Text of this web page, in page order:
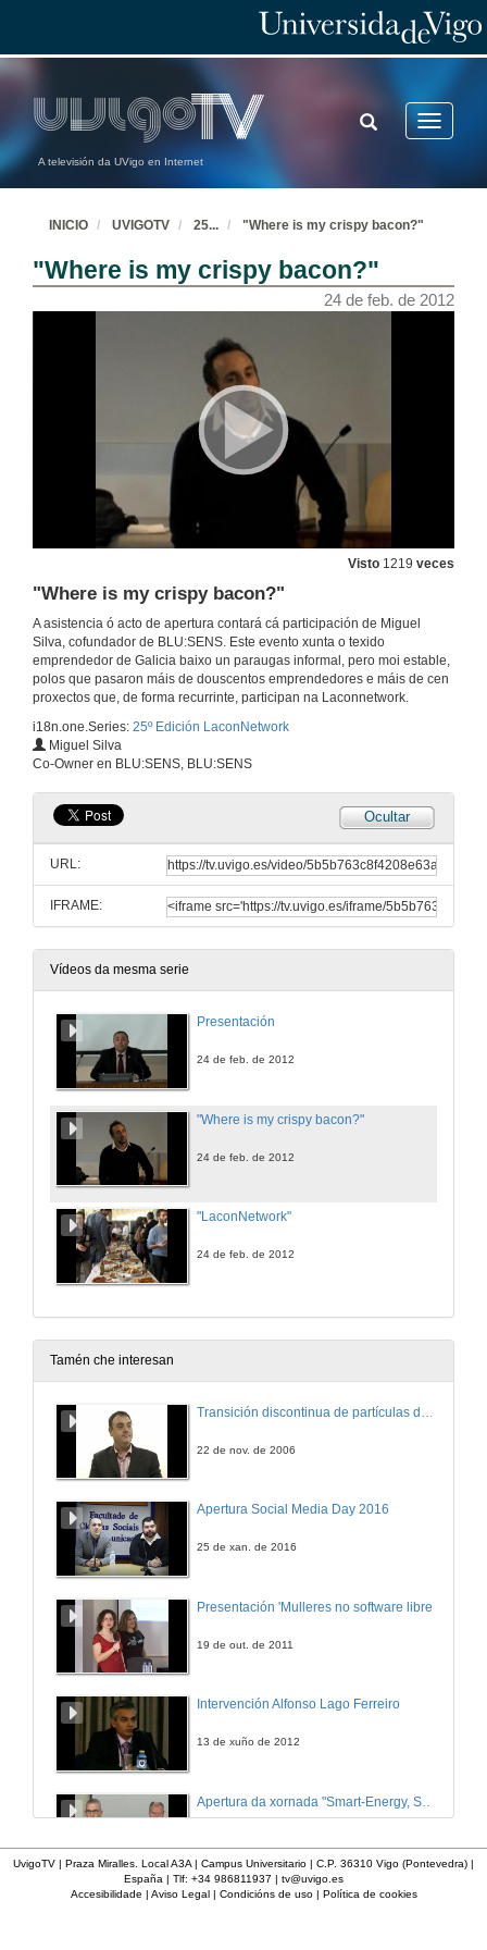
A televisión da UVigo en Internet
Toggle
TOGGLE
SEARCH
INICIO UVIGOTV 25... "Where is my crispy bacon?"
"Where is my crispy bacon?"
24 de feb. de 2012
Visto 1219 veces
"Where is my crispy bacon?"
A asistencia ó acto de apertura contará cá participación de Miguel
Silva, cofundador de BLU:SENS. Este evento xunta o texido
emprendedor de Galicia baixo un paraugas informal, pero moi estable,
polos que pasaron máis de douscentos emprendedores e máis de cen
proxectos que, de forma recurrinte, participan na Laconnetwork.
i18n.one.Series: 25º Edición LaconNetwork
Miguel Silva
Co-Owner en BLU:SENS, BLU:SENS
Ocultar
URL:
IFRAME:
Vídeos da mesma serie
Presentación
24 de feb. de 2012
"Where is my crispy bacon?"
24 de feb. de 2012
"LaconNetwork"
24 de feb. de 2012
Tamén che interesan
22 de nov. de 2006
Apertura Social Media Day 2016
25 de xan. de 2016
Presentación 'Mulleres no software libre'
19 de out. de 2011
Intervención Alfonso Lago Ferreiro
13 de xuño de 2012
Presentación web HCTech
UvigoTV | Praza Miralles. Local A3A | Campus Universitario | C.P. 36310 Vigo (Pontevedra) |
España | Tlf: +34 986811937 | tv@uvigo.es
Accesibilidade | Aviso Legal| Condicións de uso| Política de cookies